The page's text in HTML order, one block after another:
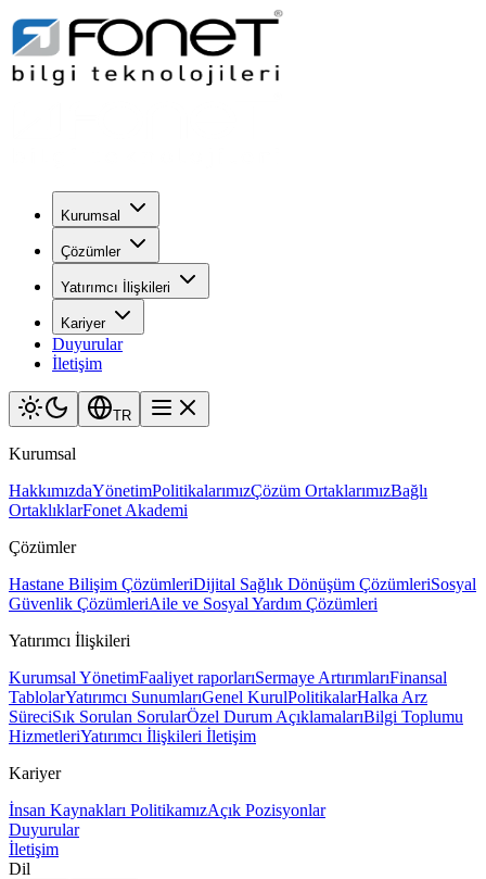
Kurumsal
Çözümler
Yatırımcı İlişkileri
Kariyer
Duyurular
İletişim
TR
Kurumsal
HakkımızdaYönetimPolitikalarımızÇözüm OrtaklarımızBağlı
OrtaklıklarFonet Akademi
Çözümler
Hastane Bilişim ÇözümleriDijital Sağlık Dönüşüm ÇözümleriSosyal
Güvenlik ÇözümleriAile ve Sosyal Yardım Çözümleri
Yatırımcı İlişkileri
Kurumsal YönetimFaaliyet raporlarıSermaye ArtırımlarıFinansal
TablolarYatırımcı SunumlarıGenel KurulPolitikalarHalka Arz
SüreciSık Sorulan SorularÖzel Durum AçıklamalarıBilgi Toplumu
HizmetleriYatırımcı İlişkileri İletişim
Kariyer
İnsan Kaynakları PolitikamızAçık Pozisyonlar
Duyurular
İletişim
Dil